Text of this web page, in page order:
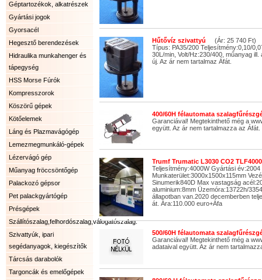
Géptartozékok, alkatrészek
Gyártási jogok
Gyorsacél
Hegesztő berendezések
Hidraulika munkahenger és
tápegység
HSS Morse Fúrók
Kompresszorok
Köszörű gépek
Kötőelemek
Láng és Plazmavágógép
Lemezmegmunkáló-gépek
Lézervágó gép
Műanyag fröccsöntőgép
Palackozó gépsor
Pet palackgyártógép
Présgépek
Szállítószalag,felhordószalag,válogatószalag.
Szivattyúk, ipari
segédanyagok, kiegészítők
Tárcsás darabolók
Targoncák és emelőgépek
Hűtővíz szivattyú (Ár: 25 740 Ft)
Típus: PA35/200 Teljesítmény:0,10/
30L/min, Volt/Hz:230/400, műanyag
új. Az ár nem tartalmaz Áfát.
400/60H félautomata
Garanciával! Megtekinthető még a
együtt. Az ár nem tartalmazza az Áfát.
Trumf Trumatic L3030 CO2
Teljesítmény:4000W Gyártási év:2004
Munkaterület:3000x1500x115mm
Sinumerik840D Max vastagság
aluminium:8mm Üzemóra:13722h/
állapotban van.2020 decemberben
át. Ára:110.000 euro+Áfa
500/60H félautomata
Garanciával! Megtekinthető még a
adataival együtt. Az ár nem